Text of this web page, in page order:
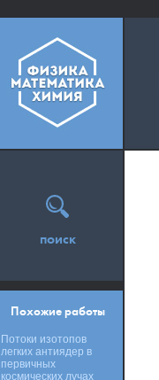
поиск
Похожие работы
Потоки изотопов
легких антиядер в
первичных
космических лучах